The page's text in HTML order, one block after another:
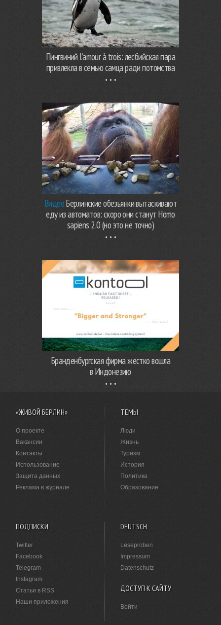
Пингвиний l’amour à trois: лесбийская пара
привлекла в семью самца ради потомства
ВидеоБерлинские обезьянки вытаскивают
еду из автоматов: скоро они станут Homo
sapiens 2.0 (но это не точно)
Бранденбургская фирма жестко вошла
в Индонезию
«ЖИВОЙ БЕРЛИН»
О проекте
Вакансии
Контакты
Использование
Защита данных
Реклама в журнале
ТЕМЫ
Люди
Жизнь
Туризм
История
Политика
Образование
ПОДПИСКИ
Twitter
Facebook
Telegram
Instagram
Статьи в RSS
Наши приложения
DEUTSCH
Leseproben
Impressum
Datenschutz
ДОСТУП К САЙТУ
Войти